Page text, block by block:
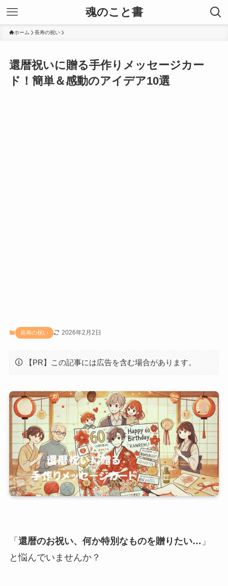
魂のこと書
ホーム 長寿の祝い
還暦祝いに贈る手作りメッセージカー
ド！簡単＆感動のアイデア10選
長寿の祝い 2026年2月2日
【PR】この記事には広告を含む場合があります。
「 還暦のお祝い、何か特別なものを贈りたい… 」
と悩んでいませんか？